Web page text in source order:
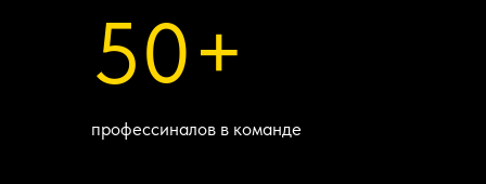
профессиналов в команде
50+